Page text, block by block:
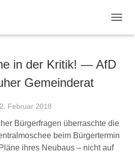
in der Kritik! — AfD
Gemeinderat
Februar 2018
Bürgerfragen überraschte die
beim Bürgertermin
ihres Neubaus – nicht auf